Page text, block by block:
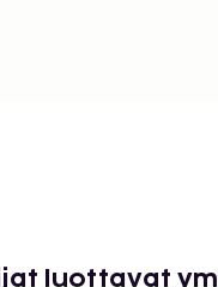
luottavat